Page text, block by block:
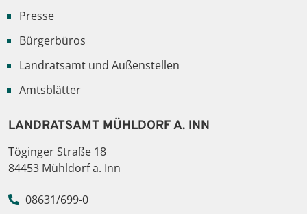
Presse
Bürgerbüros
Landratsamt und Außenstellen
Amtsblätter
LANDRATSAMT MÜHLDORF A. INN
Töginger Straße 18
84453 Mühldorf a. Inn
08631/699-0